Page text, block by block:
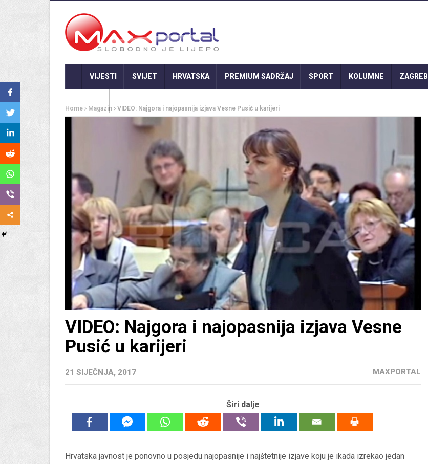
VIJESTI SVIJET HRVATSKA PREMIUM SADRŽAJ SPORT KOLUMNE ZAGREB
Home Magazin VIDEO: Najgora i najopasnija izjava Vesne Pusić u karijeri
VIDEO: Najgora i najopasnija izjava Vesne
Pusić u karijeri
21 SIJEČNJA, 2017 MAXPORTAL
Širi dalje
Hrvatska javnost je ponovno u posjedu najopasnije i najštetnije izjave koju je ikada izrekao jedan